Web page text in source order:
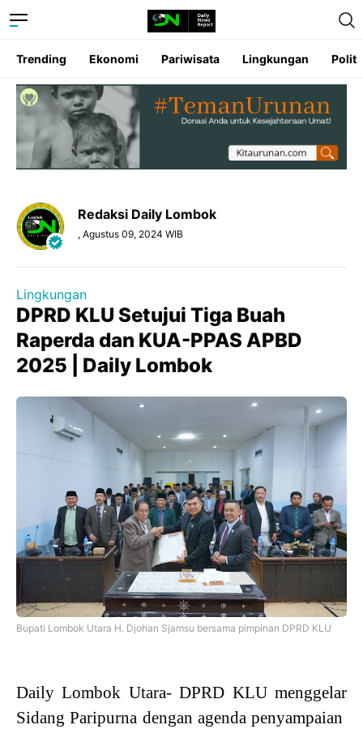
Trending Ekonomi Pariwisata Lingkungan
Redaksi Daily Lombok
, Agustus 09, 2024 WIB
Lingkungan
DPRD KLU Setujui Tiga Buah
Raperda dan KUA-PPAS APBD
2025 | Daily Lombok
Bupati Lombok Utara H. Djohan Sjamsu bersama pimpinan DPRD KLU
Daily Lombok Utara- DPRD KLU menggelar
Sidang Paripurna dengan agenda penyampaian